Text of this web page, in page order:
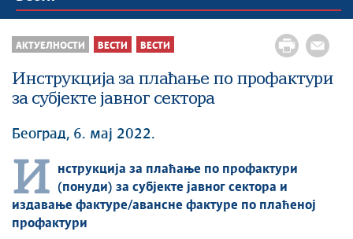
АКТУЕЛНОСТИ ВЕСТИ ВЕСТИ
Инструкција за плаћање по профактури
за субјекте јавног сектора
Београд, 6. мај 2022.
И нструкција за плаћање по профактури
(понуди) за субјекте јавног сектора и
издавање фактуре/авансне фактуре по плаћеној
профактури